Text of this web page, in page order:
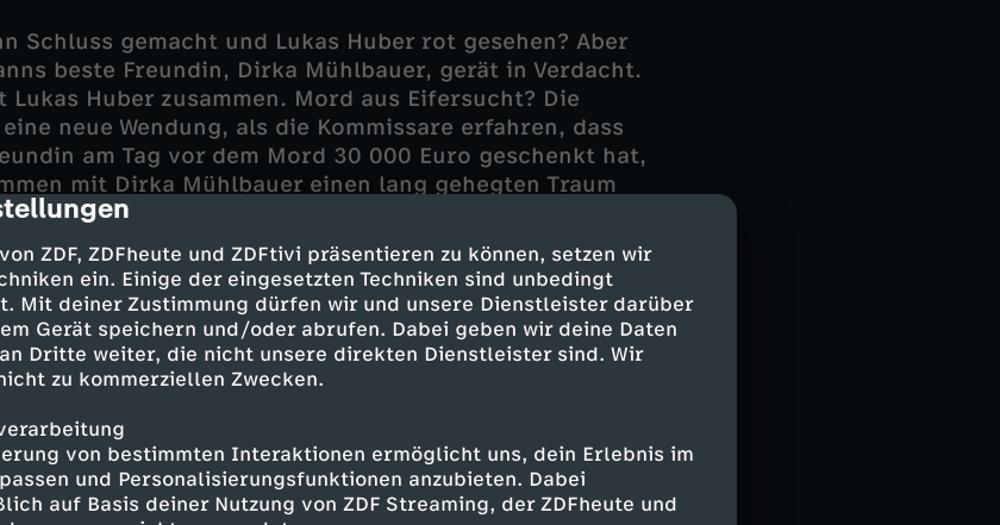
ZDF, ZDFheute und ZDFtivi präsentieren zu können, setzen wir
ein. Einige der eingesetzten Techniken sind unbedingt
Mit deiner Zustimmung dürfen wir und unsere Dienstleister darüber
Gerät speichern und/oder abrufen. Dabei geben wir deine Daten
Dritte weiter, die nicht unsere direkten Dienstleister sind. Wir
zu kommerziellen Zwecken.
von bestimmten Interaktionen ermöglicht uns, dein Erlebnis im
und Personalisierungsfunktionen anzubieten. Dabei
auf Basis deiner Nutzung von ZDF Streaming, der ZDFheute und
Schluss gemacht und Lukas Huber rot gesehen? Aber
beste Freundin, Dirka Mühlbauer, gerät in Verdacht.
Lukas Huber zusammen. Mord aus Eifersucht? Die
neue Wendung, als die Kommissare erfahren, dass
am Tag vor dem Mord 30 000 Euro geschenkt hat,
mit Dirka Mühlbauer einen lang gehegten Traum
Praxis für Physiotherapie. Doch das Geld ist
Felix Seitz im Kommissariat in alten Unterlagen einen
damit nicht nur den Controller Andreas Lorenz.
Hannesschläger
Jeftic